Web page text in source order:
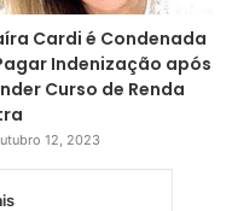
Cardi é Condenada
Indenização após
Curso de Renda
12, 2023